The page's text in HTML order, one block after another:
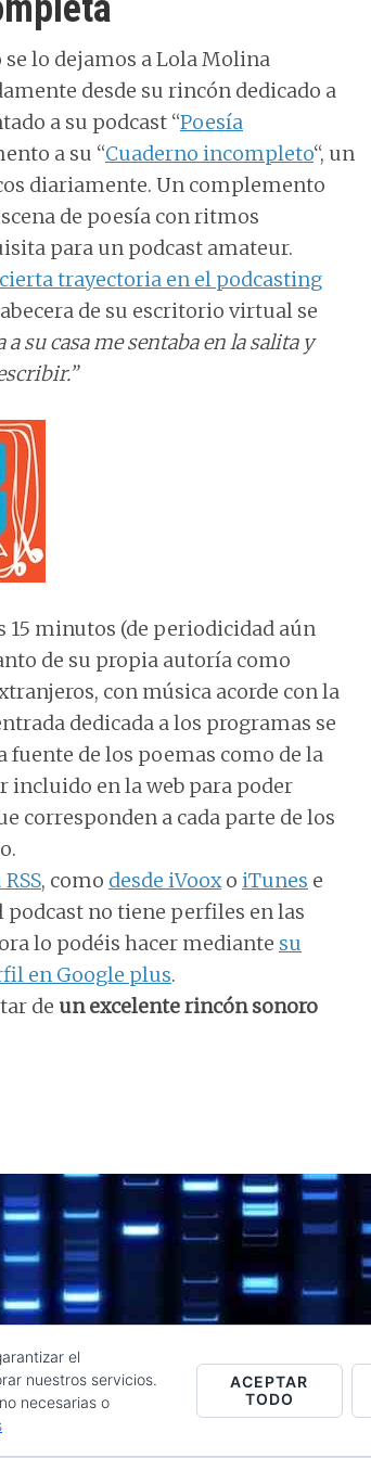
lo dejamos a Lola Molina
desde su rincón dedicado a
a su podcast “Poesía
a su “Cuaderno incompleto“, un
diariamente. Un complemento
de poesía con ritmos
para un podcast amateur.
trayectoria en el podcasting
de su escritorio virtual se
su casa me sentaba en la salita y
15 minutos (de periodicidad aún
de su propia autoría como
con música acorde con la
dedicada a los programas se
fuente de los poemas como de la
incluido en la web para poder
corresponden a cada parte de los
, como desde iVooxo iTunes e
podcast no tiene perfiles en las
lo podéis hacer mediante su
en Google plus.
de un excelente rincón sonoro
la Puente - Derechos reservados© 2026 ·
el
nuestros servicios.
necesarias o
ACEPTAR
TODO